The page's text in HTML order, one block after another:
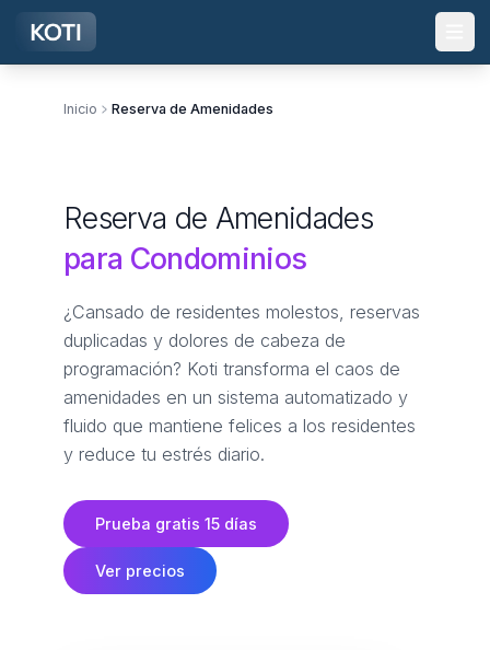
Ir al contenido principal
Inicio Reserva de Amenidades
Reserva de Amenidades
para Condominios
¿Cansado de residentes molestos, reservas
duplicadas y dolores de cabeza de
programación? Koti transforma el caos de
amenidades en un sistema automatizado y
fluido que mantiene felices a los residentes
y reduce tu estrés diario.
Prueba gratis 15 días
Ver precios